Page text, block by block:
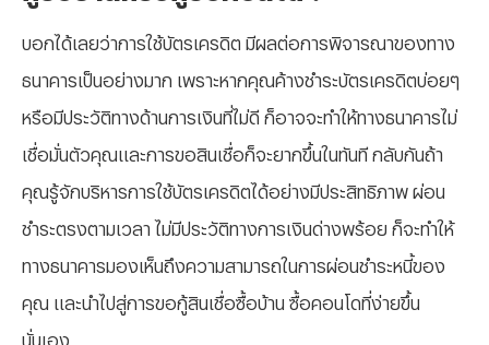
บอกได้เลยว่าการใช้บัตรเครดิต มีผลต่อการพิจารณาของทาง
ธนาคารเป็นอย่างมาก เพราะหากคุณค้างชำระบัตรเครดิตบ่อยๆ
หรือมีประวัติทางด้านการเงินที่ไม่ดี ก็อาจจะทำให้ทางธนาคารไม่
เชื่อมั่นตัวคุณและการขอสินเชื่อก็จะยากขึ้นในทันที กลับกันถ้า
คุณรู้จักบริหารการใช้บัตรเครดิตได้อย่างมีประสิทธิภาพ ผ่อน
ชำระตรงตามเวลา ไม่มีประวัติทางการเงินด่างพร้อย ก็จะทำให้
ทางธนาคารมองเห็นถึงความสามารถในการผ่อนชำระหนี้ของ
คุณ และนำไปสู่การขอกู้สินเชื่อซื้อบ้าน ซื้อคอนโดที่ง่ายขึ้น
นั่นเอง